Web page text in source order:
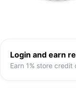
Login and earn
Earn 1% store credit